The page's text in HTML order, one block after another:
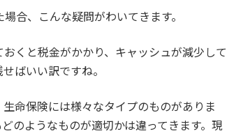
合、こんな疑問がわいてきます。
くと税金がかかり、キャッシュが減少して
ばいい訳ですね。
命保険には様々なタイプのものがありま
のようなものが適切かは違ってきます。現